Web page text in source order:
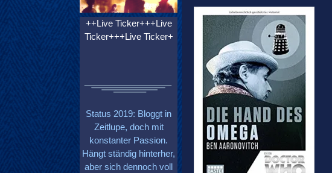
++Live Ticker+++Live
Ticker+++Live Ticker+
Status 2019: Bloggt in
Zeitlupe, doch mit
konstanter Passion.
Hängt ständig hinterher,
aber sich dennoch voll